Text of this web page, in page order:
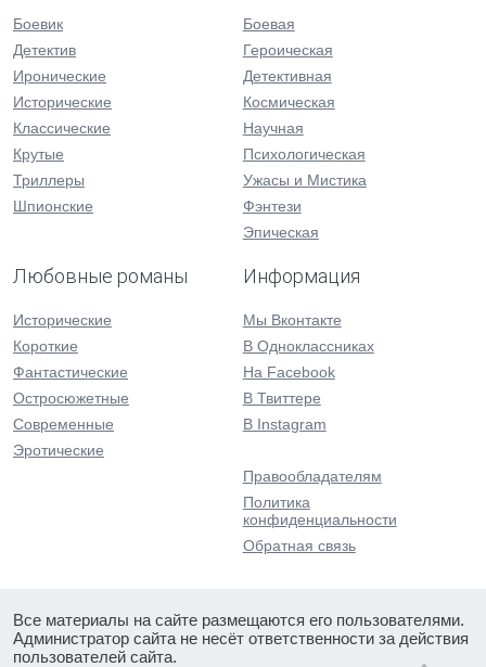
Боевик
Детектив
Иронические
Исторические
Классические
Крутые
Триллеры
Шпионские
Боевая
Героическая
Детективная
Космическая
Научная
Психологическая
Ужасы и Мистика
Фэнтези
Эпическая
Любовные романы
Исторические
Короткие
Фантастические
Остросюжетные
Современные
Эротические
Информация
Мы Вконтакте
В Одноклассниках
На Facebook
В Твиттере
В Instagram
Правообладателям
Политика
конфиденциальности
Обратная связь
Все материалы на сайте размещаются его пользователями.
Администратор сайта не несёт ответственности за действия
пользователей сайта.